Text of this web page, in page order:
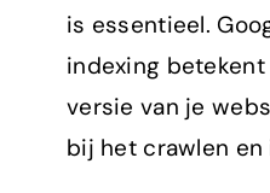
is essentieel.
indexing
versie van je
bij het crawlen en